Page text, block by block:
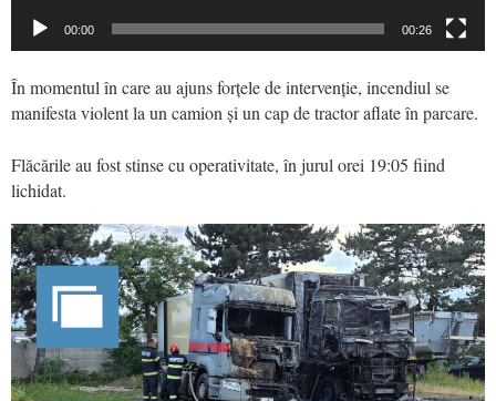
00:00 00:26
În momentul în care au ajuns forțele de intervenție, incendiul se
manifesta violent la un camion și un cap de tractor aflate în parcare.
Flăcările au fost stinse cu operativitate, în jurul orei 19:05 fiind
lichidat.